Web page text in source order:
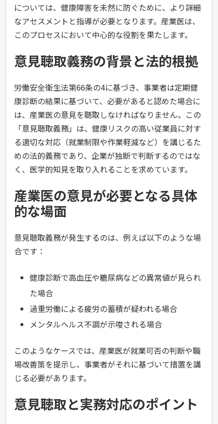
については、健康障害を未然に防ぐために、より詳細
なアセスメントと指導が必要となります。産業医は、
このプロセスにおいて中心的な役割を果たします。
意見聴取義務の背景と法的根拠
労働安全衛生法第66条の4に基づき、事業者は定期健
康診断の結果に基づいて、必要があると認めた場合に
は、産業医の意見を聴取しなければなりません。この
「意見聴取義務」は、健康リスクの高い従業員に対す
る適切な対応（就業制限や作業軽減など）を講じるた
めの法的義務であり、企業が独断で判断するのではな
く、医学的知見を取り入れることを求めています。
産業医の意見が必要となる具体
的な場面
意見聴取義務が発生するのは、例えば以下のような場
合です：
健康診断で高血圧や糖尿病などの異常値が見られ
た場合
過重労働による疲労の蓄積が疑われる場合
メンタルヘルス不調が示唆される場合
このようなケースでは、産業医が就業可否の判断や職
場改善策を提示し、事業者がそれに基づいて措置を講
じる必要があります。
意見聴取と実務対応のポイント